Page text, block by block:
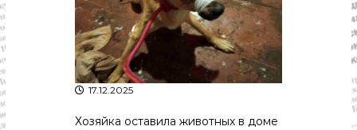
р
а
а
К
о
о
и
17.12.2025
Хозяйка оставила животных в доме